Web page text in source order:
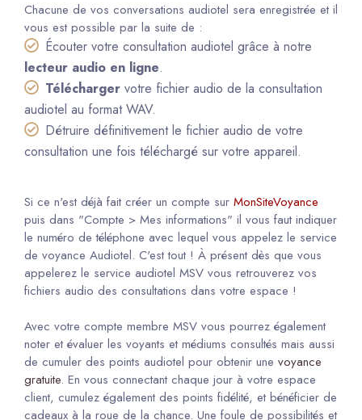
Chacune de vos conversations audiotel sera enregistrée et il
vous est possible par la suite de :
Écouter votre consultation audiotel grâce à notre
lecteur audio en ligne.
Télécharger votre fichier audio de la consultation
audiotel au format WAV.
Détruire définitivement le fichier audio de votre
consultation une fois téléchargé sur votre appareil.
Si ce n'est déjà fait créer un compte sur MonSiteVoyance
puis dans "Compte > Mes informations" il vous faut indiquer
le numéro de téléphone avec lequel vous appelez le service
de voyance Audiotel. C'est tout ! À présent dès que vous
appelerez le service audiotel MSV vous retrouverez vos
fichiers audio des consultations dans votre espace !
Avec votre compte membre MSV vous pourrez également
noter et évaluer les voyants et médiums consultés mais aussi
de cumuler des points audiotel pour obtenir une voyance
gratuite. En vous connectant chaque jour à votre espace
client, cumulez également des points fidélité, et bénéficier de
cadeaux à la roue de la chance. Une foule de possibilités et